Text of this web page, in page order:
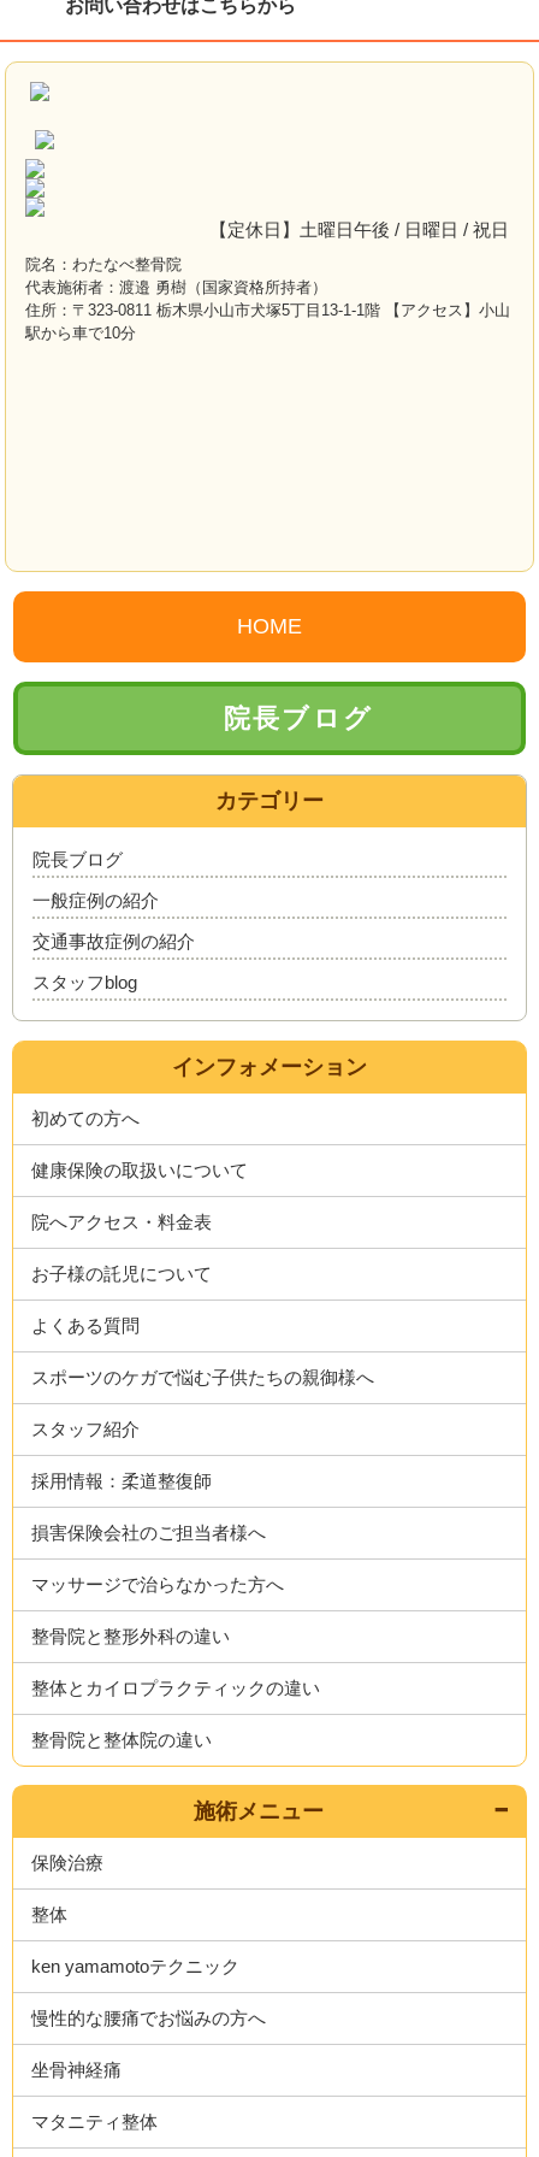
お問い合わせはこちらから
【定休日】土曜日午後 / 日曜日 / 祝日
院名：わたなべ整骨院
代表施術者：渡邉 勇樹（国家資格所持者）
住所：〒323-0811 栃木県小山市犬塚5丁目13-1-1階 【アクセス】小山
駅から車で10分
HOME
院長ブログ
カテゴリー
院長ブログ
一般症例の紹介
交通事故症例の紹介
スタッフblog
インフォメーション
初めての方へ
健康保険の取扱いについて
院へアクセス・料金表
お子様の託児について
よくある質問
スポーツのケガで悩む子供たちの親御様へ
スタッフ紹介
採用情報：柔道整復師
損害保険会社のご担当者様へ
マッサージで治らなかった方へ
整骨院と整形外科の違い
整体とカイロプラクティックの違い
整骨院と整体院の違い
施術メニュー
保険治療
整体
ken yamamotoテクニック
慢性的な腰痛でお悩みの方へ
坐骨神経痛
マタニティ整体